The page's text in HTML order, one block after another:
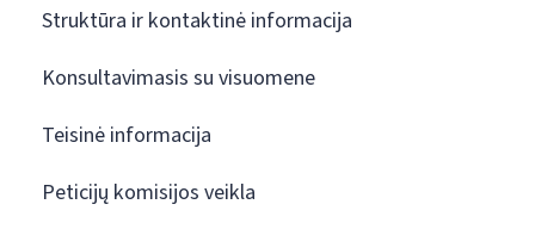
Struktūra ir kontaktinė informacija
Konsultavimasis su visuomene
Teisinė informacija
Peticijų komisijos veikla